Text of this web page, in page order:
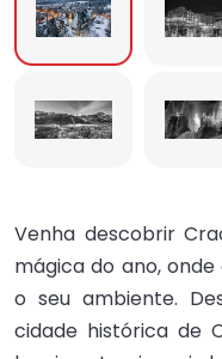
Venha descobrir
mágica do ano,
o seu ambiente.
cidade histórica de